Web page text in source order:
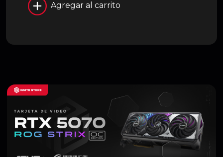
Agregar al carrito